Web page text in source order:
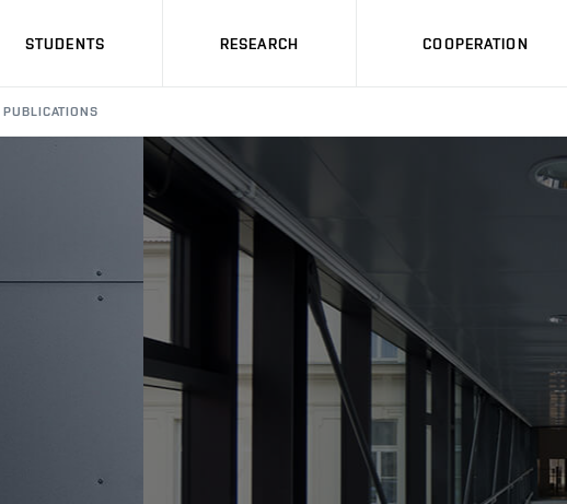
STUDENTS RESEARCH COOPERATION
PUBLICATIONS